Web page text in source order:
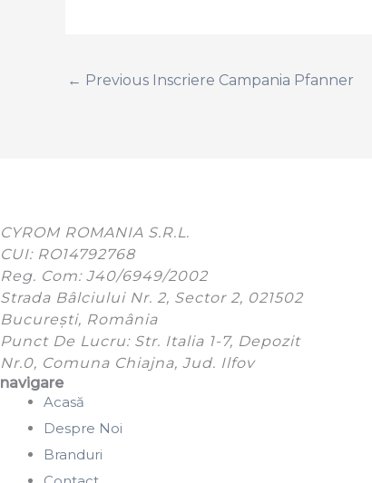
← Previous Inscriere Campania Pfanner
CYROM ROMANIA S.R.L.
CUI: RO14792768
Reg. Com: J40/6949/2002
Strada Bâlciului Nr. 2, Sector 2, 021502
București, România
Punct De Lucru: Str. Italia 1-7, Depozit
Nr.0, Comuna Chiajna, Jud. Ilfov
navigare
Acasă
Despre Noi
Branduri